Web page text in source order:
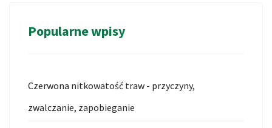
Popularne wpisy
Czerwona nitkowatość traw - przyczyny,
zwalczanie, zapobieganie